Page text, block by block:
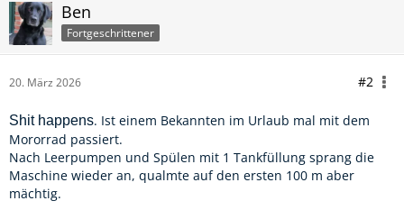
Ben
Fortgeschrittener
20. März 2026 #2
Shit happens. Ist einem Bekannten im Urlaub mal mit dem
Mororrad passiert.
Nach Leerpumpen und Spülen mit 1 Tankfüllung sprang die
Maschine wieder an, qualmte auf den ersten 100 m aber
mächtig.